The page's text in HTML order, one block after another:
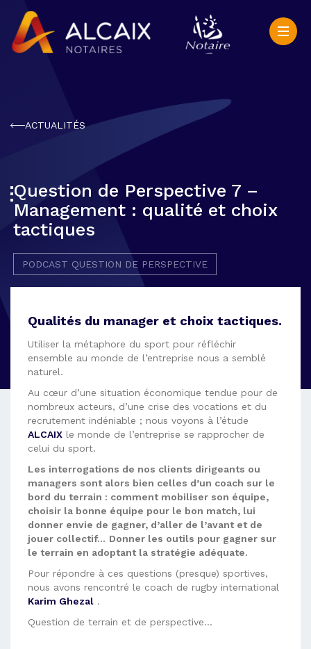
ACTUALITÉS
Question de Perspective 7 –
Management : qualité et choix
tactiques
PODCAST QUESTION DE PERSPECTIVE
Qualités du manager et choix tactiques.
Utiliser la métaphore du sport pour réfléchir
ensemble au monde de l’entreprise nous a semblé
naturel.
Au cœur d’une situation économique tendue pour de
nombreux acteurs, d’une crise des vocations et du
recrutement indéniable ; nous voyons à l’étude
ALCAIX le monde de l’entreprise se rapprocher de
celui du sport.
Les interrogations de nos clients dirigeants ou
managers sont alors bien celles d’un coach sur le
bord du terrain : comment mobiliser son équipe,
choisir la bonne équipe pour le bon match, lui
donner envie de gagner, d’aller de l’avant et de
jouer collectif… Donner les outils pour gagner sur
le terrain en adoptant la stratégie adéquate.
Pour répondre à ces questions (presque) sportives,
nous avons rencontré le coach de rugby international
Karim Ghezal .
Question de terrain et de perspective…